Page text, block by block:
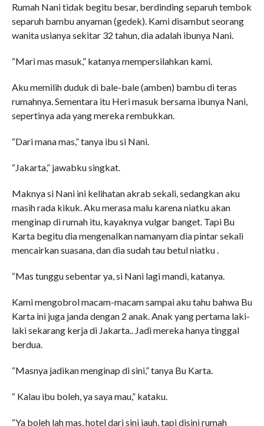
Rumah Nani tidak begitu besar, berdinding separuh tembok
separuh bambu anyaman (gedek). Kami disambut seorang
wanita usianya sekitar 32 tahun, dia adalah ibunya Nani.
“Mari mas masuk,” katanya mempersilahkan kami.
Aku memilih duduk di bale-bale (amben) bambu di teras
rumahnya. Sementara itu Heri masuk bersama ibunya Nani,
sepertinya ada yang mereka rembukkan.
“Dari mana mas,” tanya ibu si Nani.
“Jakarta,” jawabku singkat.
Maknya si Nani ini kelihatan akrab sekali, sedangkan aku
masih rada kikuk. Aku merasa malu karena niatku akan
menginap di rumah itu, kayaknya vulgar banget. Tapi Bu
Karta begitu dia mengenalkan namanyam dia pintar sekali
mencairkan suasana, dan dia sudah tau betul niatku .
“Mas tunggu sebentar ya, si Nani lagi mandi, katanya.
Kami mengobrol macam-macam sampai aku tahu bahwa Bu
Karta ini juga janda dengan 2 anak. Anak yang pertama laki-
laki sekarang kerja di Jakarta.. Jadi mereka hanya tinggal
berdua.
“Masnya jadikan menginap di sini,” tanya Bu Karta.
“ Kalau ibu boleh, ya saya mau,” kataku.
“Ya boleh lah mas, hotel dari sini jauh, tapi disini rumah